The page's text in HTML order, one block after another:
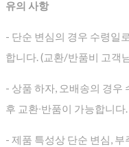
유의 사항
- 단순 변심의 경우 수령일
합니다. (교환/반품비 고객
- 상품 하자, 오배송의 경우
후 교환∙반품이 가능합니
- 제품 특성상 단순 변심,